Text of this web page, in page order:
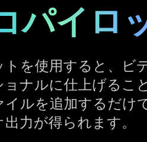
パイロ
を使用すると、ビ
ナルに仕上げるこ
ルを追加するだけ
力が得られます。